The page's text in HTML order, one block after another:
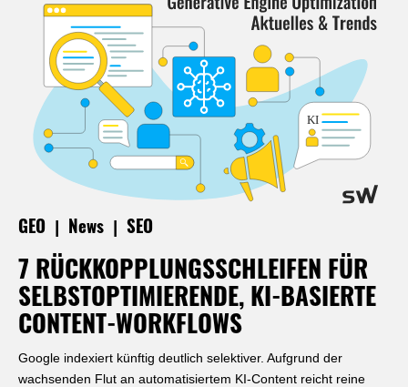
GEO News SEO
7 RÜCKKOPPLUNGSSCHLEIFEN FÜR
SELBSTOPTIMIERENDE, KI-BASIERTE
CONTENT-WORKFLOWS
Google indexiert künftig deutlich selektiver. Aufgrund der
wachsenden Flut an automatisiertem KI-Content reicht reine